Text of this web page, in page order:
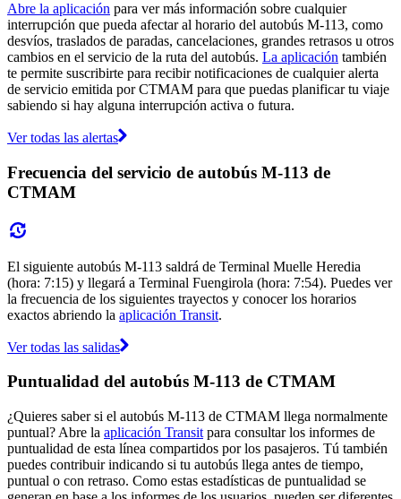
Abre la aplicación para ver más información sobre cualquier
interrupción que pueda afectar al horario del autobús M-113, como
desvíos, traslados de paradas, cancelaciones, grandes retrasos u otros
cambios en el servicio de la ruta del autobús. La aplicación también
te permite suscribirte para recibir notificaciones de cualquier alerta
de servicio emitida por CTMAM para que puedas planificar tu viaje
sabiendo si hay alguna interrupción activa o futura.
Ver todas las alertas
Frecuencia del servicio de autobús M-113 de
CTMAM
El siguiente autobús M-113 saldrá de Terminal Muelle Heredia
(hora: 7:15) y llegará a Terminal Fuengirola (hora: 7:54). Puedes ver
la frecuencia de los siguientes trayectos y conocer los horarios
exactos abriendo la aplicación Transit.
Ver todas las salidas
Puntualidad del autobús M-113 de CTMAM
¿Quieres saber si el autobús M-113 de CTMAM llega normalmente
puntual? Abre la aplicación Transit para consultar los informes de
puntualidad de esta línea compartidos por los pasajeros. Tú también
puedes contribuir indicando si tu autobús llega antes de tiempo,
puntual o con retraso. Como estas estadísticas de puntualidad se